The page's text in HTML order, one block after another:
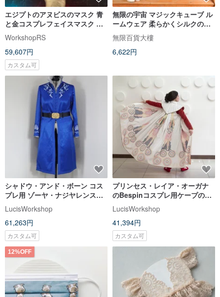
エジプトのアヌビスのマスク 青
と金コスプレフェイスマスク コ
スチュームオオカミ頭 ジャッカ
ル
WorkshopRS
59,607円
カスタム可
無限の宇宙 マジックキューブ ル
ームウェア 柔らかくシルクのよ
うな肌触り しわになりにくい パ
ジャマ上下セット
無限百貨大樓
6,622円
シャドウ・アンド・ボーン コス
プレ用 ゾーヤ・ナジヤレンスキ
ー スカラー ブルー ケフタ
LucisWorkshop
61,263円
カスタム可
プリンセス・レイア・オーガナ
のBespinコスプレ用ケープのみ
- 受注生産
LucisWorkshop
41,394円
カスタム可
12%OFF